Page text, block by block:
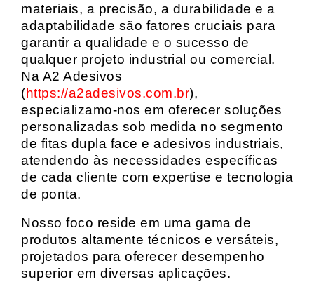
materiais, a precisão, a durabilidade e a
adaptabilidade são fatores cruciais para
garantir a qualidade e o sucesso de
qualquer projeto industrial ou comercial.
Na A2 Adesivos
(https://a2adesivos.com.br),
especializamo-nos em oferecer soluções
personalizadas sob medida no segmento
de fitas dupla face e adesivos industriais,
atendendo às necessidades específicas
de cada cliente com expertise e tecnologia
de ponta.
Nosso foco reside em uma gama de
produtos altamente técnicos e versáteis,
projetados para oferecer desempenho
superior em diversas aplicações.